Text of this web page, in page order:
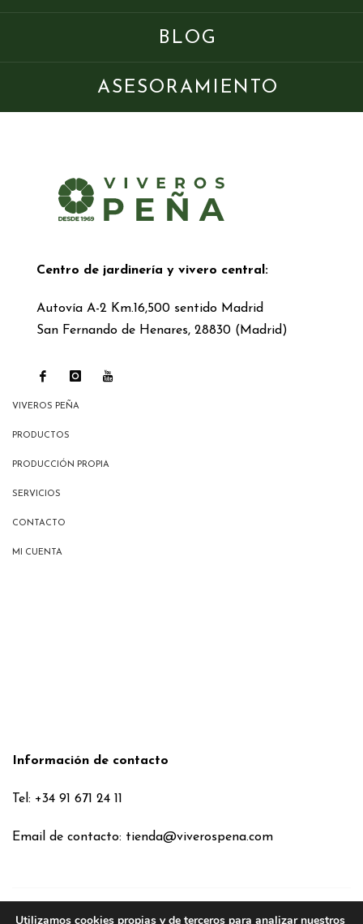
BLOG
ASESORAMIENTO
Centro de jardinería y vivero central:
Autovía A-2 Km.16,500 sentido Madrid
San Fernando de Henares, 28830 (Madrid)
VIVEROS PEÑA
PRODUCTOS
PRODUCCIÓN PROPIA
SERVICIOS
CONTACTO
MI CUENTA
Información de contacto
Tel: +34 91 671 24 11
Email de contacto: tienda@viverospena.com
Utilizamos cookies propias y de terceros para analizar nuestros